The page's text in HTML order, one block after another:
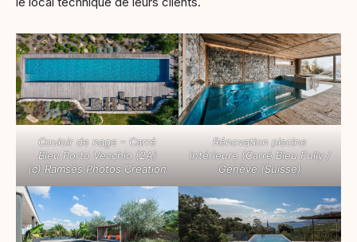
Couloir de nage – Carré
Bleu Porto Vecchio (2A)
(c) Ramsès Photos Création
Rénovation piscine
intérieure (Carré Bleu Fully /
Genève (Suisse)